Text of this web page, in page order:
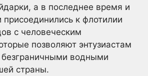
а в последнее время и
присоединились к флотилии
с человеческим
позволяют энтузиастам
безграничными водными
страны.